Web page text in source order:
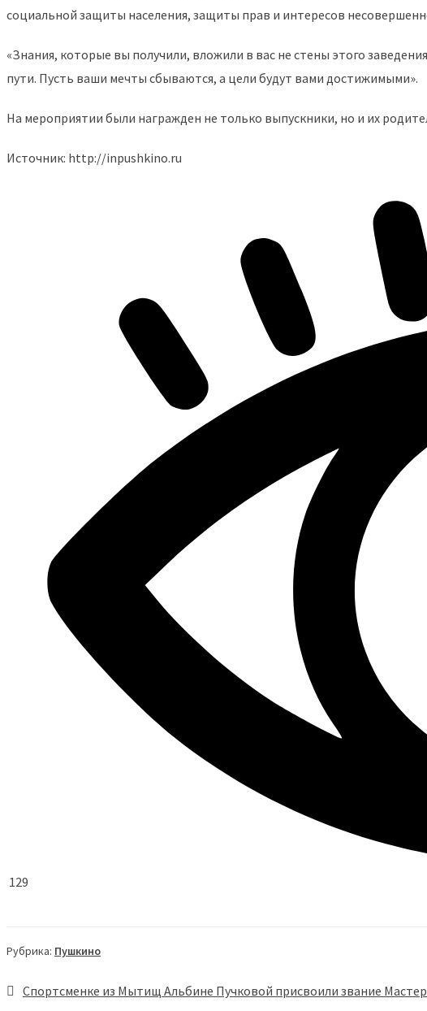
социальной защиты населения, защиты прав и интересов
«Знания, которые вы получили, вложили в вас не стены этого
пути. Пусть ваши мечты сбываются, а цели будут вами достижимыми».
На мероприятии были награжден не только выпускники, но и их
Источник: http://inpushkino.ru
129
Рубрика: Пушкино
Навигация
Спортсменке из Мытищ Альбине Пучковой присвоили звание